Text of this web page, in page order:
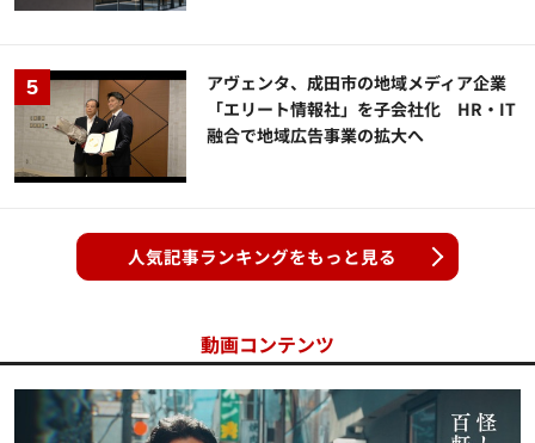
アヴェンタ、成田市の地域メディア企業
「エリート情報社」を子会社化 HR・IT
融合で地域広告事業の拡大へ
人気記事ランキングをもっと見る
動画コンテンツ